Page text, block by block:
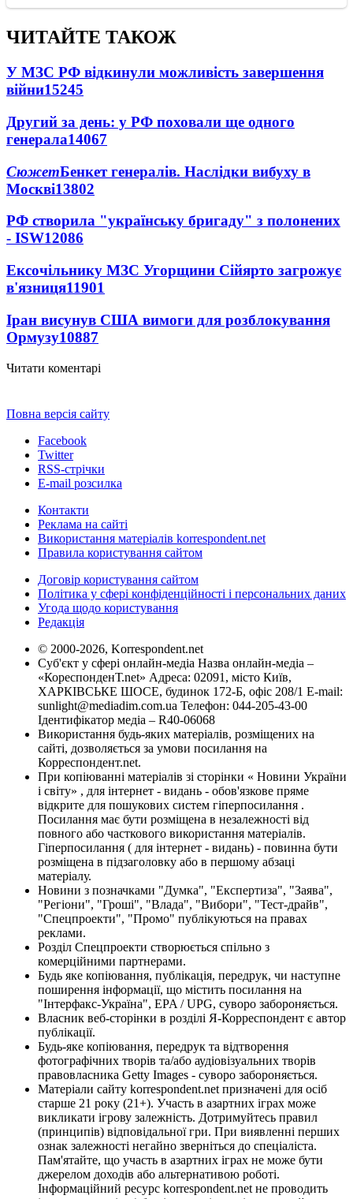
ЧИТАЙТЕ ТАКОЖ
У МЗС РФ відкинули можливість завершення
війни15245
Другий за день: у РФ поховали ще одного
генерала14067
СюжетБенкет генералів. Наслідки вибуху в
Москві13802
РФ створила "українську бригаду" з полонених
- ISW12086
Ексочільнику МЗС Угорщини Сійярто загрожує
в'язниця11901
Іран висунув США вимоги для розблокування
Ормузу10887
Читати коментарі
Повна версія сайту
Facebook
Twitter
RSS-стрічки
E-mail розсилка
Контакти
Реклама на сайті
Використання матеріалів korrespondent.net
Правила користування сайтом
Договір користування сайтом
Політика у сфері конфіденційності і персональних даних
Угода щодо користування
Редакція
© 2000-2026, Korrespondent.net
Суб'єкт у сфері онлайн-медіа Назва онлайн-медіа –
«КореспонденТ.net» Адреса: 02091, місто Київ,
ХАРКІВСЬКЕ ШОСЕ, будинок 172-Б, офіс 208/1 E-mail:
sunlight@mediadim.com.ua Телефон: 044-205-43-00
Ідентифікатор медіа – R40-06068
Використання будь-яких матеріалів, розміщених на
сайті, дозволяється за умови посилання на
Корреспондент.net.
При копіюванні матеріалів зі сторінки « Новини України
і світу» , для інтернет - видань - обов'язкове пряме
відкрите для пошукових систем гіперпосилання .
Посилання має бути розміщена в незалежності від
повного або часткового використання матеріалів.
Гіперпосилання ( для інтернет - видань) - повинна бути
розміщена в підзаголовку або в першому абзаці
матеріалу.
Новини з позначками "Думка", "Експертиза", "Заява",
"Регіони", "Гроші", "Влада", "Вибори", "Тест-драйв",
"Спецпроекти", "Промо" публікуються на правах
реклами.
Розділ Спецпроекти створюється спільно з
комерційними партнерами.
Будь яке копіювання, публікація, передрук, чи наступне
поширення інформації, що містить посилання на
"Інтерфакс-Україна", EPA / UPG, суворо забороняється.
Власник веб-сторінки в розділі Я-Корреспондент є автор
публікації.
Будь-яке копіювання, передрук та відтворення
фотографічних творів та/або аудіовізуальних творів
правовласника Getty Images - суворо забороняється.
Матеріали сайту korrespondent.net призначені для осіб
старше 21 року (21+). Участь в азартних іграх може
викликати ігрову залежність. Дотримуйтесь правил
(принципів) відповідальної гри. При виявленні перших
ознак залежності негайно зверніться до спеціаліста.
Пам'ятайте, що участь в азартних іграх не може бути
джерелом доходів або альтернативою роботі.
Інформаційний ресурс korrespondent.net не проводить